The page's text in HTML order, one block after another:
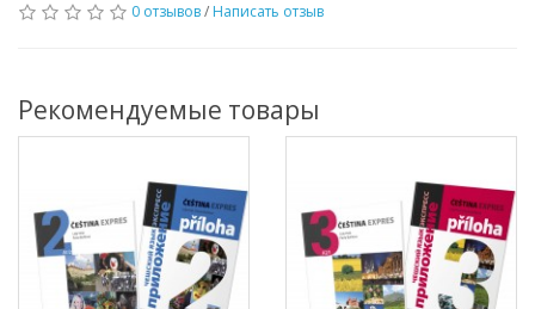
0 отзывов/ Написать отзыв
Рекомендуемые товары